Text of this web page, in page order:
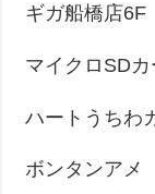
ギガ船橋店6F
マイクロSDカ
ハートうちわ
ボンタンアメ